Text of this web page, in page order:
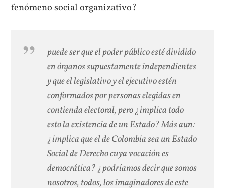
fenómeno social organizativo?
puede ser que el poder público esté dividido
en órganos supuestamente independientes
y que el legislativo y el ejecutivo estén
conformados por personas elegidas en
contienda electoral, pero ¿implica todo
esto la existencia de un Estado? Más aun:
¿implica que el de Colombia sea un Estado
Social de Derecho cuya vocación es
democrática? ¿podríamos decir que somos
nosotros, todos, los imaginadores de este